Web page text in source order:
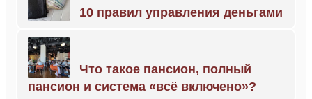
10 правил управления деньгами
Что такое пансион, полный
пансион и система «всё включено»?